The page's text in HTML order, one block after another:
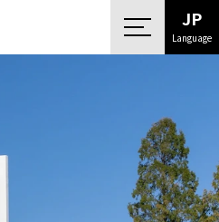
JP
Language